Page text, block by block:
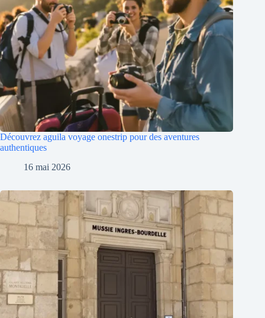
Découvrez aguila voyage onestrip pour des aventures
authentiques
16 mai 2026